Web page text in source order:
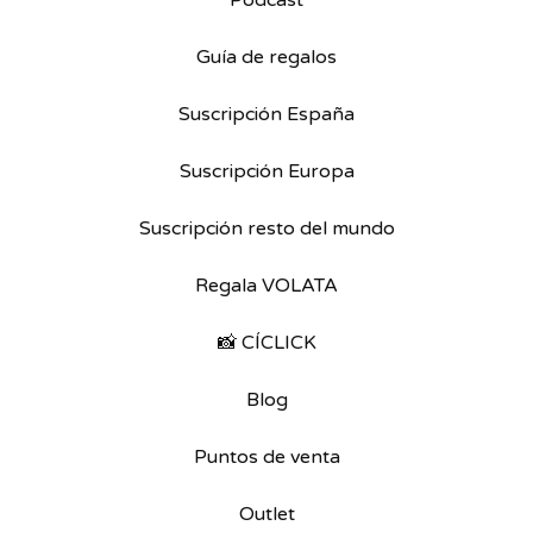
Guía de regalos
Suscripción España
Suscripción Europa
Suscripción resto del mundo
Regala VOLATA
📸 CÍCLICK
Blog
Puntos de venta
Outlet